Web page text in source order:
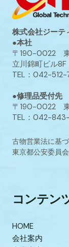
株式会社ジーテ
●本社
〒190-0022
立川錦町ビル8F
TEL：042-
●修理品受付先
〒190-0022 東
TEL：042-
古物営業法に基
東京都公安委員
コンテン
HOME
会社案内